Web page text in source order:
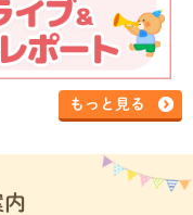
もっと見る
内